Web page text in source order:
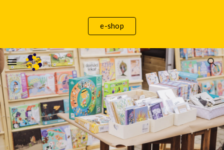
e-shop